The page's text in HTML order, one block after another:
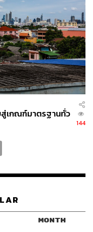
เกณฑ์มาตรฐานทั่ว
144
MONTH